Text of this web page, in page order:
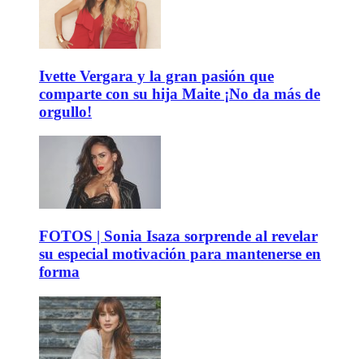
Ivette Vergara y la gran pasión que
comparte con su hija Maite ¡No da más de
orgullo!
FOTOS | Sonia Isaza sorprende al revelar
su especial motivación para mantenerse en
forma